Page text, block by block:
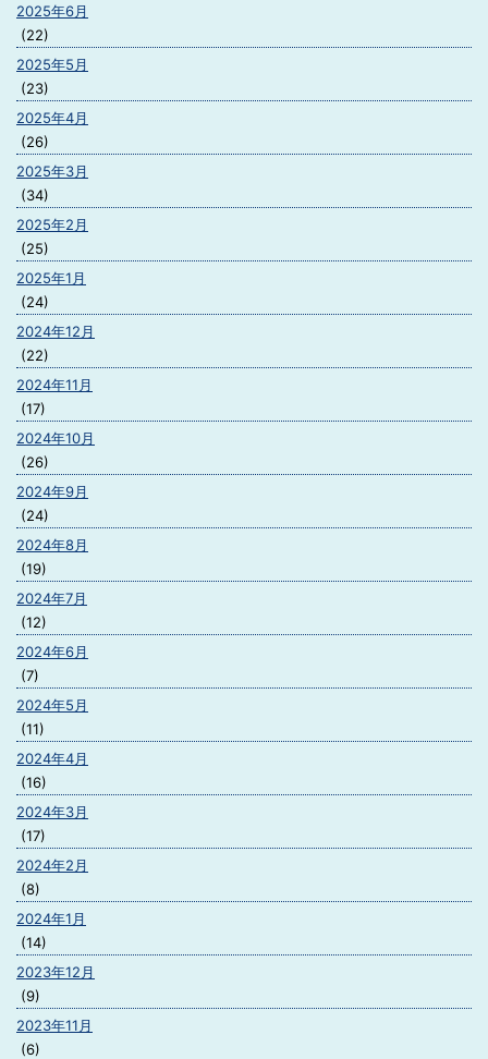
2025年6月
(22)
2025年5月
(23)
2025年4月
(26)
2025年3月
(34)
2025年2月
(25)
2025年1月
(24)
2024年12月
(22)
2024年11月
(17)
2024年10月
(26)
2024年9月
(24)
2024年8月
(19)
2024年7月
(12)
2024年6月
(7)
2024年5月
(11)
2024年4月
(16)
2024年3月
(17)
2024年2月
(8)
2024年1月
(14)
2023年12月
(9)
2023年11月
(6)